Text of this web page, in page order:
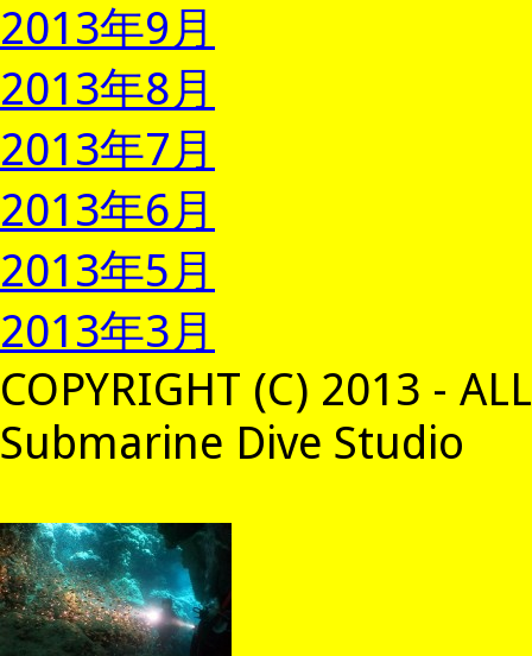
2013年9月
2013年8月
2013年7月
2013年6月
2013年5月
2013年3月
COPYRIGHT (C) 2013 -
Submarine Dive Studio